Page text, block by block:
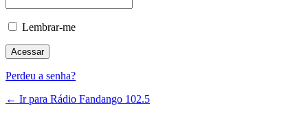
Lembrar-me
Perdeu a senha?
← Ir para Rádio Fandango 102.5